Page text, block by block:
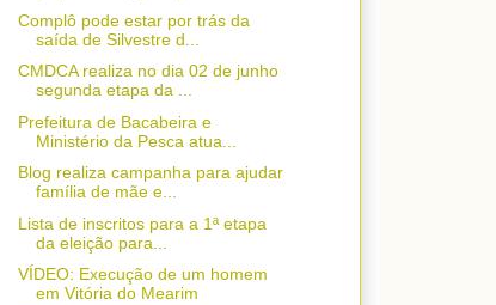
Complô pode estar por trás da
saída de Silvestre d...
CMDCA realiza no dia 02 de junho
segunda etapa da ...
Prefeitura de Bacabeira e
Ministério da Pesca atua...
Blog realiza campanha para ajudar
família de mãe e...
Lista de inscritos para a 1ª etapa
da eleição para...
VÍDEO: Execução de um homem
em Vitória do Mearim